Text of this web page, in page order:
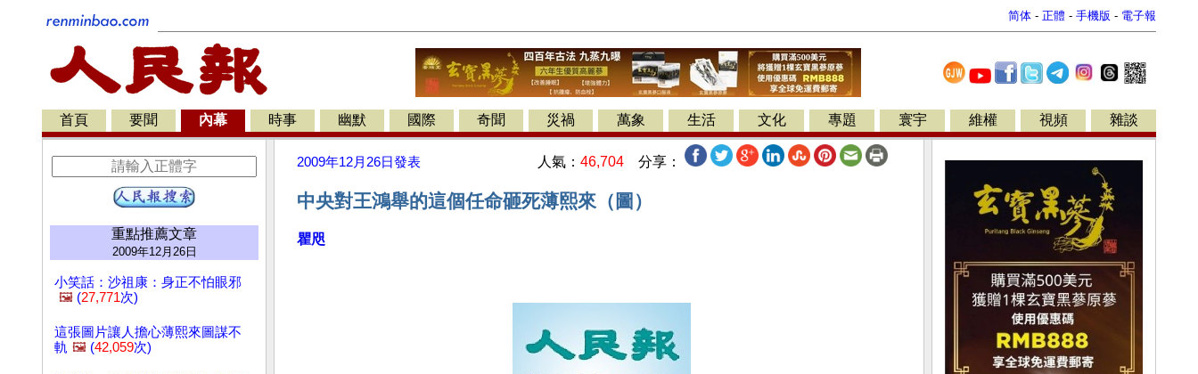
简体 - 正體 - 手機版 - 電子報
首頁 要聞 內幕 時事 幽默 國際 奇聞 災禍 萬象 生活 文化 專題 寰宇 維權 視頻 雜談
重點推薦文章
2009年12月26日
小笑話：沙祖康：身正不怕眼邪
🖼️ (27,771次)
這張圖片讓人擔心薄熙來圖謀不
軌 🖼️ (42,059次)
2009年12月26日發表 人氣： 46,704 分享：
中央對王鴻舉的這個任命砸死薄熙來（圖）
瞿咫